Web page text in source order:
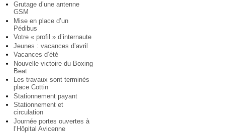
Grutage d’une antenne
GSM
Mise en place d’un
Pédibus
Votre « profil » d’internaute
Jeunes : vacances d’avril
Vacances d’été
Nouvelle victoire du Boxing
Beat
Les travaux sont terminés
place Cottin
Stationnement payant
Stationnement et
circulation
Journée portes ouvertes à
l’Hôpital Avicenne